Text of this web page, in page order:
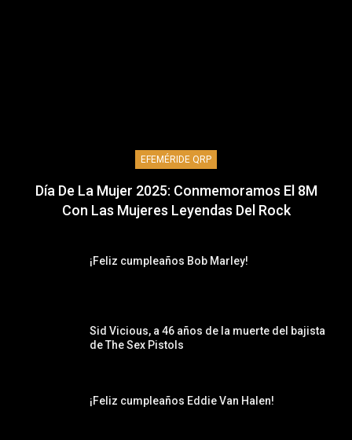
EFEMÉRIDE QRP
Día De La Mujer 2025: Conmemoramos El 8M
Con Las Mujeres Leyendas Del Rock
¡Feliz cumpleaños Bob Marley!
Sid Vicious, a 46 años de la muerte del bajista
de The Sex Pistols
¡Feliz cumpleaños Eddie Van Halen!